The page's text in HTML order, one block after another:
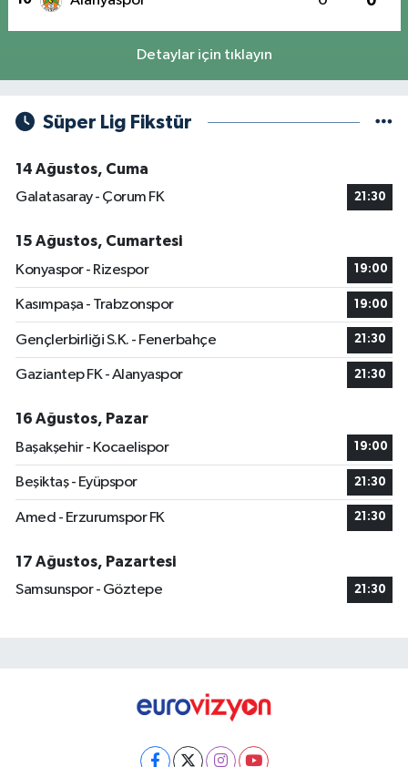
Detaylar için tıklayın
Süper Lig Fikstür
14 Ağustos, Cuma
Galatasaray - Çorum FK
21:30
15 Ağustos, Cumartesi
Konyaspor - Rizespor
19:00
Kasımpaşa - Trabzonspor 19:00
Gençlerbirliği S.K. - Fenerbahçe 21:30
Gaziantep FK - Alanyaspor 21:30
16 Ağustos, Pazar
Başakşehir - Kocaelispor
19:00
Beşiktaş - Eyüpspor 21:30
Amed - Erzurumspor FK 21:30
17 Ağustos, Pazartesi
Samsunspor - Göztepe
21:30